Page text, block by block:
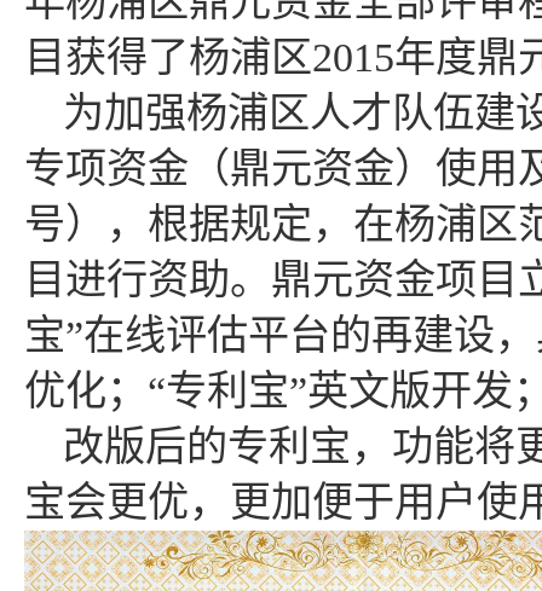
目获得了杨浦区2015年度鼎
为加强杨浦区人才队伍建
专项资金（鼎元资金）使用
号），根据规定，在杨浦区
目进行资助。鼎元资金项目
宝”在线评估平台的再建设
优化；“专利宝”英文版开发
改版后的专利宝，功能将
宝会更优，更加便于用户使